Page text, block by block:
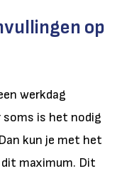
op
werkdag
soms is het nodig
kun je met het
maximum. Dit